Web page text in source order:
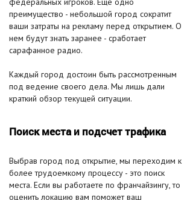
преимущество - небольшой город сократит
ваши затраты на рекламу перед открытием. О
нем будут знать заранее - сработает
сарафанное радио.
Каждый город достоин быть рассмотренным
под ведение своего дела. Мы лишь дали
краткий обзор текущей ситуации.
Поиск места и подсчет трафика
Выбрав город под открытие, мы переходим к
более трудоемкому процессу - это поиск
места. Если вы работаете по франчайзингу, то
оценить локацию вам поможет ваш